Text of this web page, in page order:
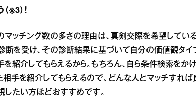
※3）！
マッチング数の多さの理由は、真剣交際を希望してい
断を受け、その診断結果に基づいて自分の価値観タ
を紹介してもらえるから。もちろん、自ら条件検索をか
相手を紹介してもらえるので、どんな人とマッチすれ
したい方ほどおすすめです。